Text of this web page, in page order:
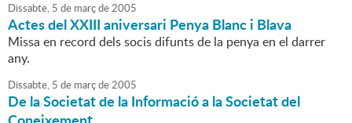
Dissabte, 5 de marçde2005
Actes del XXIII aniversari Penya Blanc i Blava
Missa en record dels socis difunts de la penya en el darrer
any.
Dissabte, 5 de marçde2005
De la Societat de la Informació a la Societat del